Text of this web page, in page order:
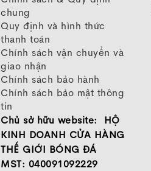
chung
Quy định và hình thức
thanh toán
Chính sách vận chuyển và
giao nhận
Chính sách bảo hành
Chính sách bảo mật thông
tin
Chủ sở hữu website: HỘ
KINH DOANH CỬA HÀNG
THẾ GIỚI BÓNG ĐÁ
MST: 040091092229